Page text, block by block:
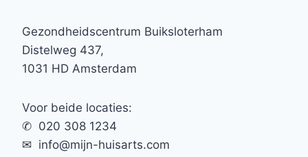
Gezondheidscentrum Buiksloterham
Distelweg 437,
1031 HD Amsterdam
Voor beide locaties:
✆ 020 308 1234
✉︎ info@mijn-huisarts.com